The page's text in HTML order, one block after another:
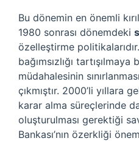
Bu dönemin en önemli
1980 sonrası dönemdeki
özelleştirme
bağımsızlığı
müdahalesinin
çıkmıştır. 2000’li yıllara
karar alma süreçlerinde
oluşturulması gerektiği
Bankası’nın özerkliği